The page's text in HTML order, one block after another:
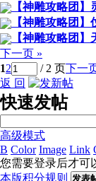
【神雕攻略团】
【神雕攻略团
【神雕攻略团】
下一页 »
12 / 2 页下一
返 回
快速发帖
高级模式
B Color Image Link
您需要登录后才可
本版积分规则
发表